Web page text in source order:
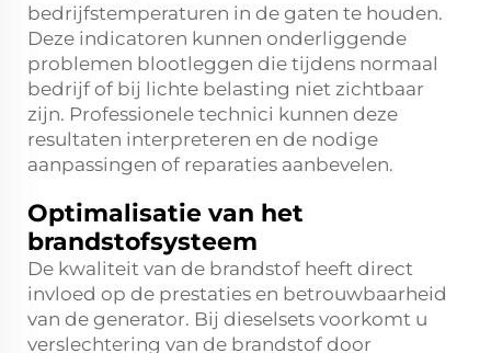
bedrijfstemperaturen in de gaten te houden.
Deze indicatoren kunnen onderliggende
problemen blootleggen die tijdens normaal
bedrijf of bij lichte belasting niet zichtbaar
zijn. Professionele technici kunnen deze
resultaten interpreteren en de nodige
aanpassingen of reparaties aanbevelen.
Optimalisatie van het
brandstofsysteem
De kwaliteit van de brandstof heeft direct
invloed op de prestaties en betrouwbaarheid
van de generator. Bij dieselsets voorkomt u
verslechtering van de brandstof door